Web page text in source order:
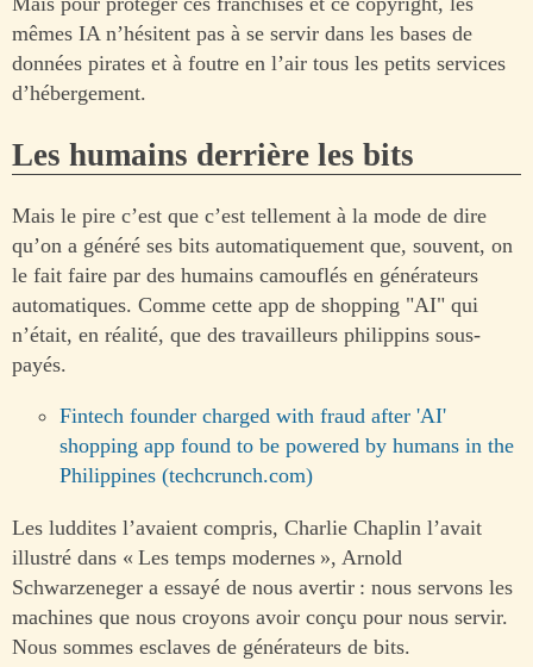
mêmes IA n’hésitent pas à se servir dans les bases de
données pirates et à foutre en l’air tous les petits services
d’hébergement.
Les humains derrière les bits
Mais le pire c’est que c’est tellement à la mode de dire
qu’on a généré ses bits automatiquement que, souvent, on
le fait faire par des humains camouflés en générateurs
automatiques. Comme cette app de shopping "AI" qui
n’était, en réalité, que des travailleurs philippins sous-
payés.
Fintech founder charged with fraud after 'AI'
shopping app found to be powered by humans in the
Philippines (techcrunch.com)
Les luddites l’avaient compris, Charlie Chaplin l’avait
illustré dans « Les temps modernes », Arnold
Schwarzeneger a essayé de nous avertir : nous servons les
machines que nous croyons avoir conçu pour nous servir.
Nous sommes esclaves de générateurs de bits.